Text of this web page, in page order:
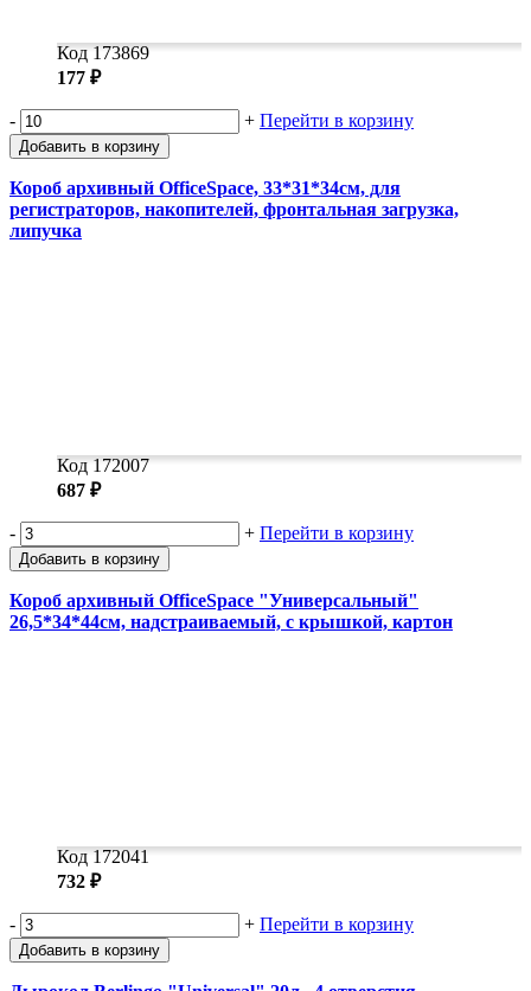
Код 173869
177 ₽
- + Перейти в корзину
Добавить в корзину
Короб архивный OfficeSpace, 33*31*34см, для
регистраторов, накопителей, фронтальная загрузка,
липучка
Код 172007
687 ₽
- + Перейти в корзину
Добавить в корзину
Короб архивный OfficeSpace "Универсальный"
26,5*34*44см, надстраиваемый, с крышкой, картон
Код 172041
732 ₽
- + Перейти в корзину
Добавить в корзину